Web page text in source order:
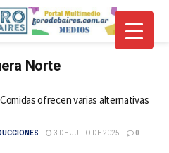
Norte
ofrecen varias alternativas
3 DE JULIO DE 2025 0